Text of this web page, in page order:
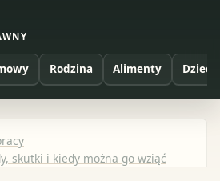
Rodzina Alimenty Dzieci
skutki i kiedy można go wziąć